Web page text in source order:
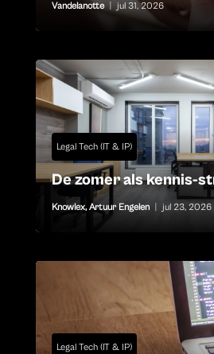
Vandelanotte jul 31, 2026
Legal Tech (IT & IP)
De zomer als kennis-
Knowlex, Artuur Engelen jul 23, 2026
Legal Tech (IT & IP)